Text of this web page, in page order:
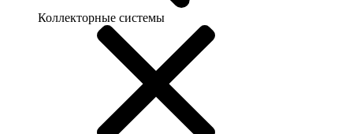
Коллекторные системы